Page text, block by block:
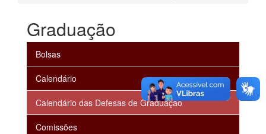
Graduação
Bolsas
Calendário
Calendário das Defesas de Graduação
Comissões